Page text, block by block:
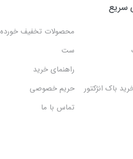
سریع
محصولات تخفیف خورده
ست
راهنمای خرید
باک انژکتور
حریم خصوصی
تماس با ما